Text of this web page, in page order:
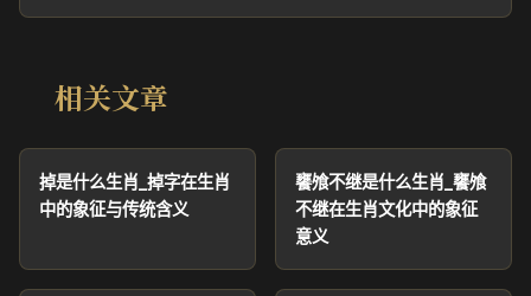
相关文章
掉是什么生肖_掉字在生肖
中的象征与传统含义
饔飧不继是什么生肖_饔飧
不继在生肖文化中的象征
意义